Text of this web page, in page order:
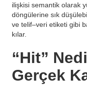
ilişkisi semantik olarak
döngülerine sık
ve telif–veri etiketi gibi
kılar.
“Hit”
Gerçek